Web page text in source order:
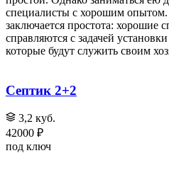
специалисты с хорошим
заключается простота: хорошие
справляются с задачей
которые будут служить своим
Септик 2+2
3,2 куб.
42000 ₽
под ключ